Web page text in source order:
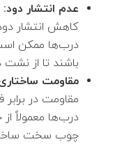
عدم انتشار دود:
کاهش انتشار
درب‌ها ممکن
باشند تا از
مقاومت
مقاومت در
درب‌ها معمولاً
چوب سخت ساخته